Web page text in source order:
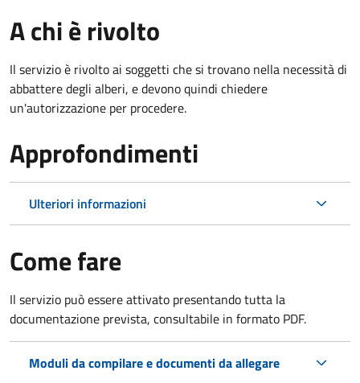
A chi è rivolto
Il servizio è rivolto ai soggetti che si trovano nella necessità di
abbattere degli alberi, e devono quindi chiedere
un'autorizzazione per procedere.
Approfondimenti
Ulteriori informazioni
Come fare
Il servizio può essere attivato presentando tutta la
documentazione prevista, consultabile in formato PDF.
Moduli da compilare e documenti da allegare